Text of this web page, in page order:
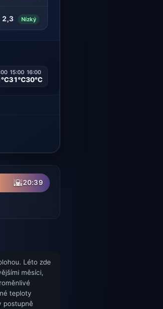
2,3 Nízký
15:00
31°C
16:00
30°C
🌇20:39
Léto zde
měsíci,
teploty
postupně